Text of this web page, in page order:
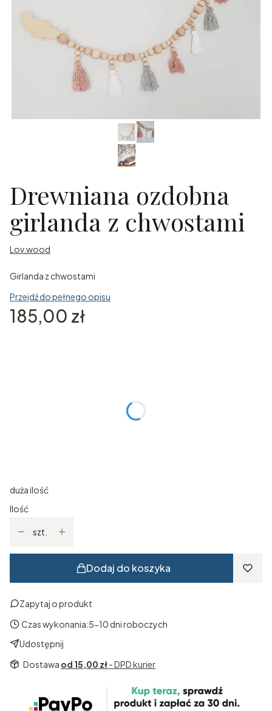
Drewniana ozdobna
girlanda z chwostami
Lov.wood
Girlanda z chwostami
Przejdź do pełnego opisu
Cena
185,00 zł
Indywidualne zamówienie (dotyczy koloru chwostów)
duża ilość
Ilość
szt.
Dodaj do koszyka
Zapytaj o produkt
Czas wykonania:5-10 dni roboczych
Udostępnij
Dostawa od 15,00 zł- DPD kurier